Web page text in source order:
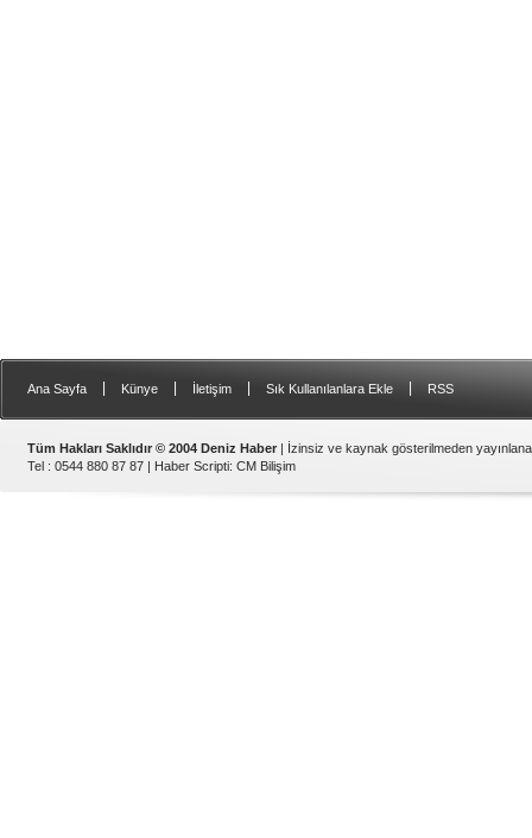
Ana Sayfa Künye İletişim Sık Kullanılanlara Ekle RSS
Tüm Hakları Saklıdır © 2004 Deniz Haber | İzinsiz ve kaynak gösterilmeden
Tel : 0544 880 87 87 | Haber Scripti: CM Bilişim